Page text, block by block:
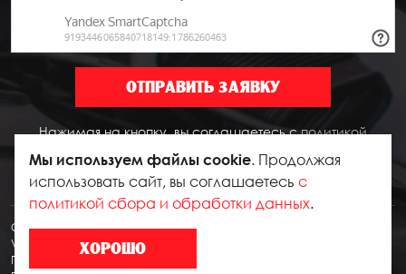
ОТПРАВИТЬ ЗАЯВКУ
Нажимая на кнопку, вы соглашаетесь сполитикой
конфиденциальности
ипользовательским соглашением
Copyright © 2020 - 2026. Арсенал Авто. Разработка и продвижение -
Vegas Studio
Политика конфиденциальности
Мы используем файлы cookie. Продолжая
использовать сайт, вы соглашаетесь с
политикой сбора и обработки данных.
ХОРОШО